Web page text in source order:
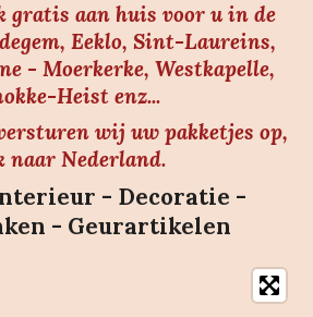
gratis aan huis voor u in de
Eeklo, Sint-Laureins,
- Moerkerke, Westkapelle,
Heist enz...
wij uw pakketjes op,
naar Nederland.
- Decoratie -
- Geurartikelen